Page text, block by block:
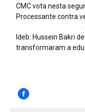
CMC vota nesta
Processante contra
Ideb: Hussein Bakri
transformaram a